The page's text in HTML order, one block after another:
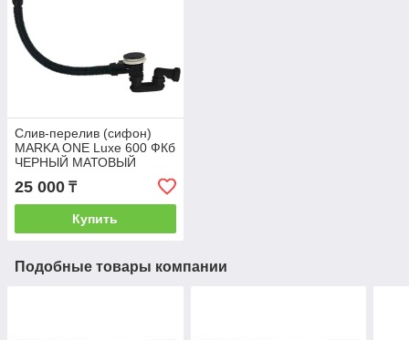
Слив-перелив (сифон)
MARKA ONE Luxe 600 ФКб
ЧЕРНЫЙ МАТОВЫЙ
25 000 ₸
Купить
Подобные товары компании